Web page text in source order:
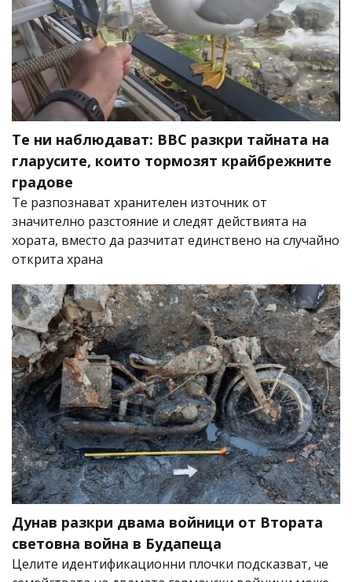
Те ни наблюдават: BBC разкри тайната на
гларусите, които тормозят крайбрежните
градове
Те разпознават хранителен източник от
значително разстояние и следят действията на
хората, вместо да разчитат единствено на случайно
открита храна
Дунав разкри двама войници от Втората
световна война в Будапеща
Целите идентификационни плочки подсказват, че